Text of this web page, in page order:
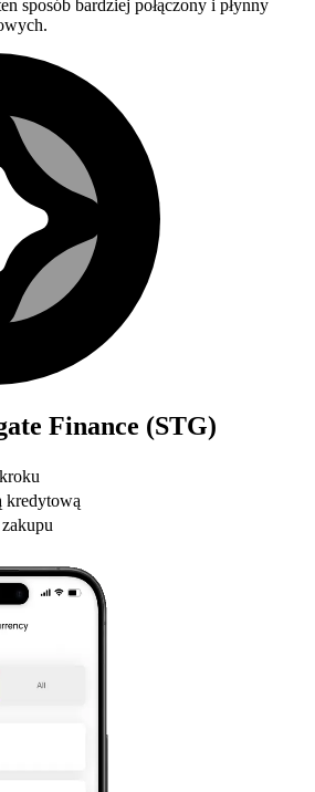
sposób bardziej połączony i płynny
Finance (STG)
kredytową